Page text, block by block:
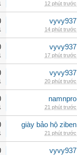
12 phút trước
vyvy937
14 phút trước
vyvy937
17 phút trước
vyvy937
20 phút trước
namnpro
21 phút trước
giày bảo hộ ziben
21 phút trước
vyvy937